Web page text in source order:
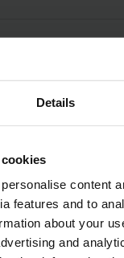
Details
content
features and to
about your
and
υποβοήθησης